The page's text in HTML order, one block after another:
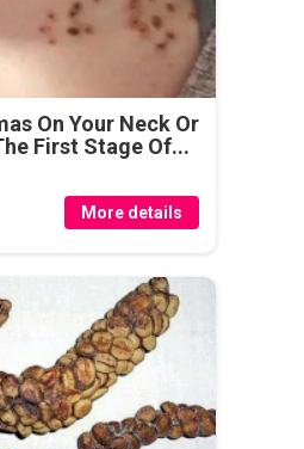
On Your Neck Or
First Stage Of...
More details